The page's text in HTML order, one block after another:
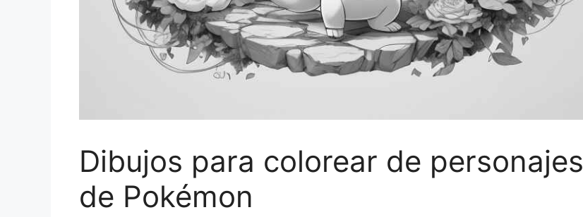
Dibujos para colorear de personajes
de Pokémon